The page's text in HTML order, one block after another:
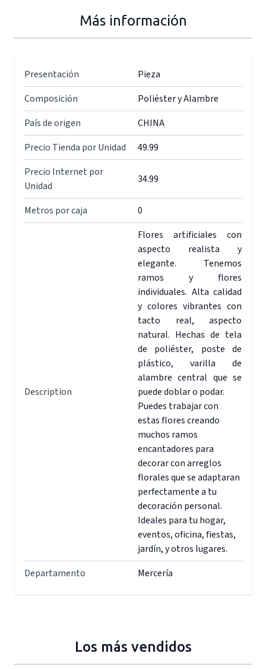
Más información
Presentación
Pieza
Composición
Poliéster y Alambre
País de origen
CHINA
Precio Tienda por Unidad
49.99
Precio Internet por
Unidad
34.99
Metros por caja 0
Description
Flores artificiales con
aspecto realista y
elegante. Tenemos
ramos y flores
individuales. Alta calidad
y colores vibrantes con
tacto real, aspecto
natural. Hechas de tela
de poliéster, poste de
plástico, varilla de
alambre central que se
puede doblar o podar.
Puedes trabajar con
estas flores creando
muchos ramos
encantadores para
decorar con arreglos
florales que se adaptaran
perfectamente a tu
decoración personal.
Ideales para tu hogar,
eventos, oficina, fiestas,
jardín, y otros lugares.
Departamento
Mercería
Los más vendidos